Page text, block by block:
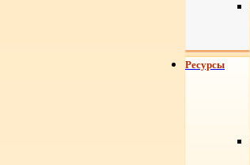
Ресурсы